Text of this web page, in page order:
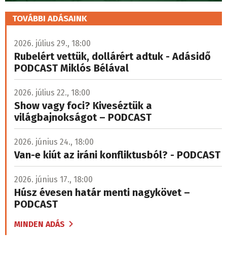
TOVÁBBI ADÁSAINK
2026. július 29., 18:00
Rubelért vettük, dollárért adtuk - Adásidő
PODCAST Miklós Bélával
2026. július 22., 18:00
Show vagy foci? Kiveséztük a
világbajnokságot – PODCAST
2026. június 24., 18:00
Van-e kiút az iráni konfliktusból? - PODCAST
2026. június 17., 18:00
Húsz évesen határ menti nagykövet –
PODCAST
MINDEN ADÁS